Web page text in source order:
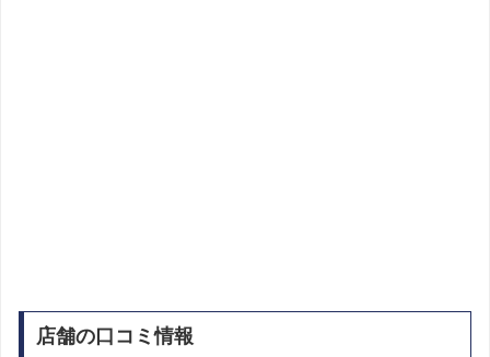
店舗の口コミ情報